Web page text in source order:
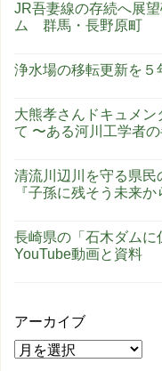
JR吾妻線の存続へ展
ム 群馬・長野原町
浄水場の移転更新を
大熊孝さんドキュメ
て 〜ある河川工学者の
清流川辺川を守る県
『子孫に残そう未来
長崎県の「石木ダムに
YouTube動画と資料
アーカイブ